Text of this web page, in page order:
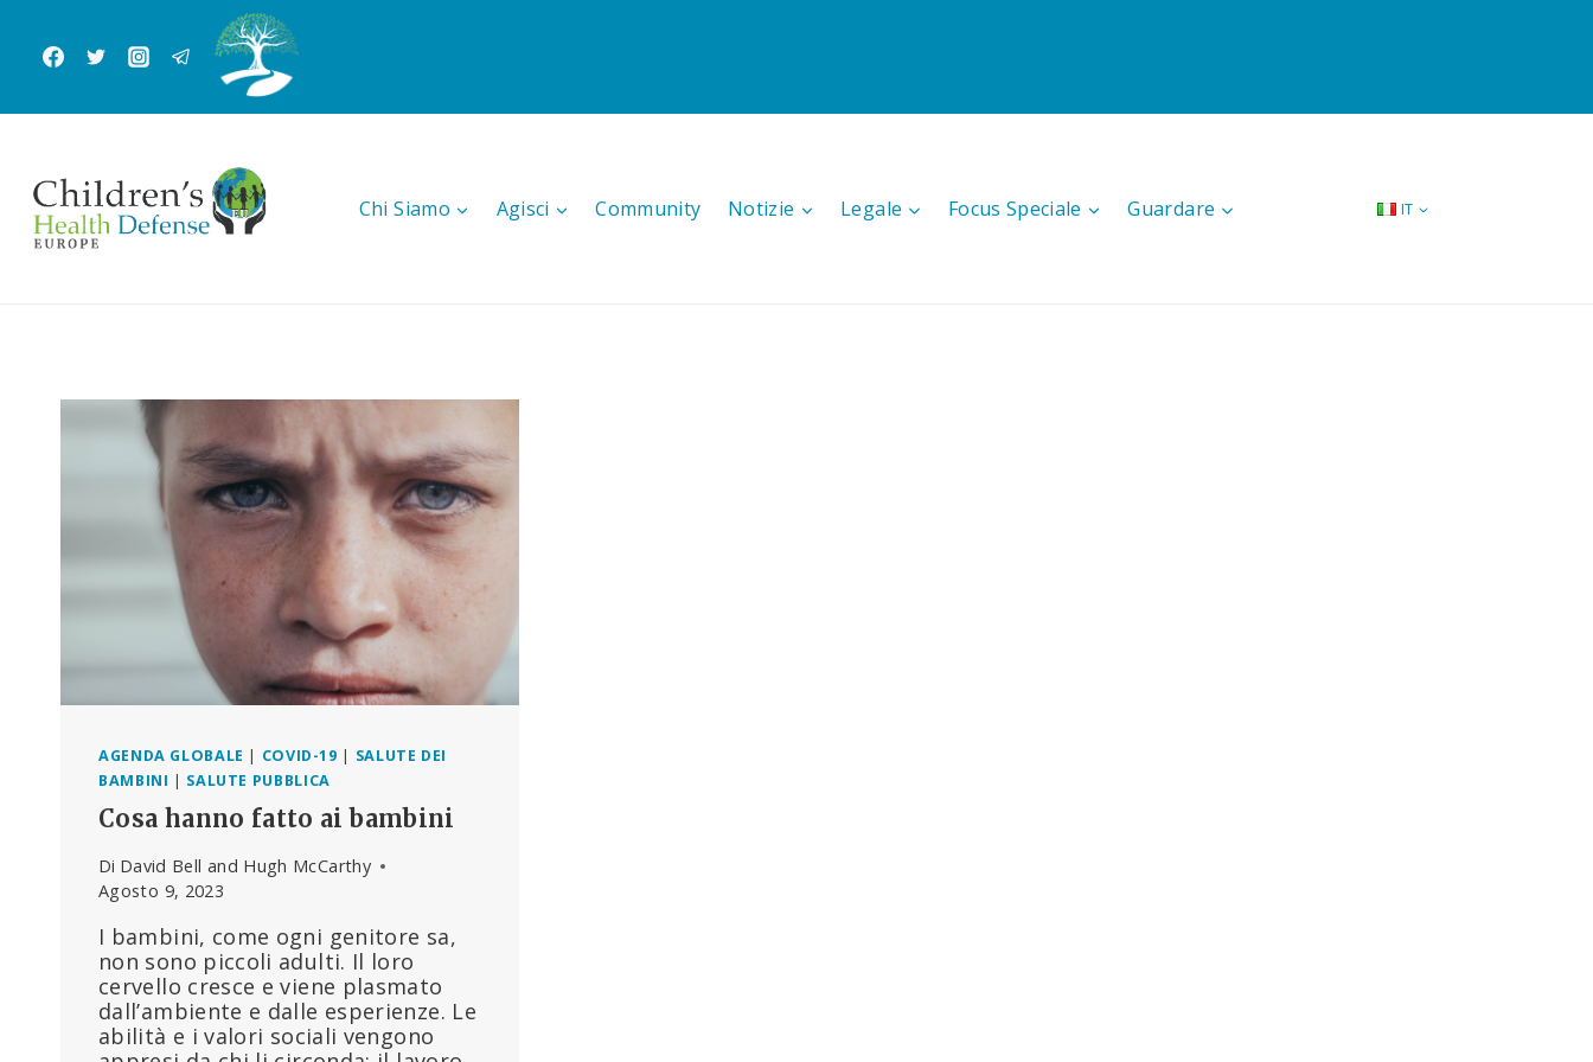
contenuto
Chi Siamo Agisci Community Notizie Legale Focus Speciale Guardare IT
AGENDA GLOBALE | COVID-19 | SALUTE DEI
BAMBINI | SALUTE PUBBLICA
Cosa hanno fatto ai bambini
Di David Bell and Hugh McCarthy
Agosto 9, 2023
I bambini, come ogni genitore sa,
non sono piccoli adulti. Il loro
cervello cresce e viene plasmato
dall’ambiente e dalle esperienze. Le
abilità e i valori sociali vengono